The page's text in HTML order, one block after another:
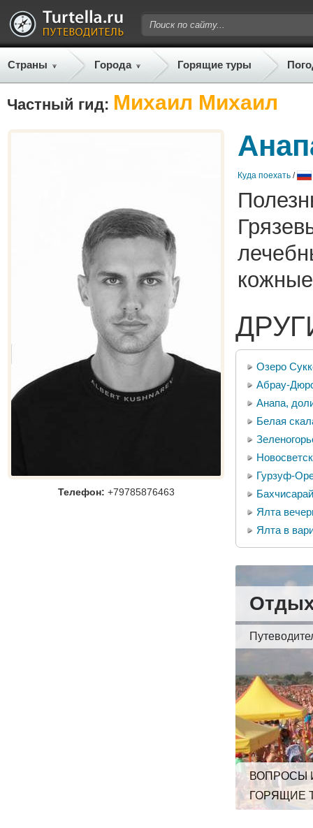
Страны Города Горящие туры
Частный гид: Михаил Михаил
Телефон: +79785876463
Куда поехать /
Озеро
Абрау-
Анапа,
Белая
Гурзуф-
Ялта
Ялта в
ВОПРОСЫ
ГОРЯЩИЕ